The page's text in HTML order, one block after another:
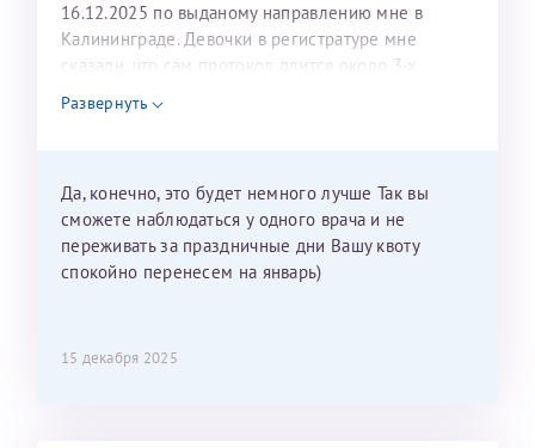
16.12.2025 по выданому направлению мне в
Калининграде. Девочки в регистратуре мне
сказали, что сам протокол длится около 3-х
недель и 3 недели я должна находится в Питере.
Можно мне новый год провести в Калининграде и
Развернуть
Да, конечно, это будет немного лучше Так вы
сможете наблюдаться у одного врача и не
переживать за праздничные дни Вашу квоту
спокойно перенесем на январь)
15 декабря 2025